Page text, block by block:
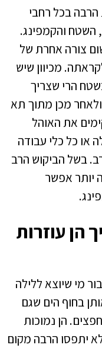
בכל רחבי
השטח והקמפינג.
צורה אחרת של
מכיוון שיש
הרי שצריך
מכן מתוך תא
את האוהל
או כל כלי עבודה
בשל הביקוש הרב
יותר אפשר
הן עוזרות
מי שיוצא ללילה
בחוף הים שגם
הן נמוכות
יתפסו הרבה מקום